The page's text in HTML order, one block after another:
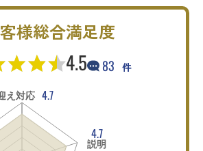
様総合満足度
4.5 83 件
え対応 4.7
4.7
説明